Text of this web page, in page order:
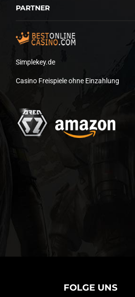
PARTNER
Simplekey.de
Casino Freispiele ohne Einzahlung
FOLGE UNS